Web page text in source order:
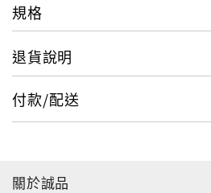
規格
退貨說明
付款/配送
關於誠品